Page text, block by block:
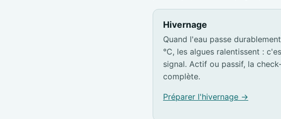
Hivernage
Quand l'eau passe
°C, les algues ralentissent :
signal. Actif ou passif, la
complète.
Préparer l'hivernage →